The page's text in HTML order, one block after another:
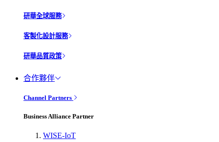
研華全球服務
客製化設計服務
研華品質政策
合作夥伴
Channel Partners
Business Alliance Partner
WISE-IoT